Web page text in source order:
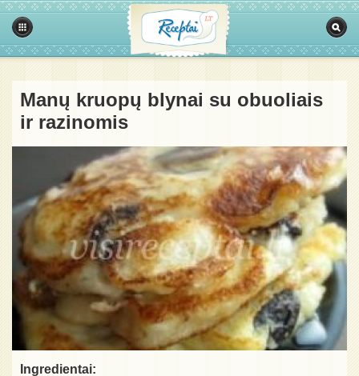
Manų kruopų blynai su obuoliais
ir razinomis
Ingredientai: